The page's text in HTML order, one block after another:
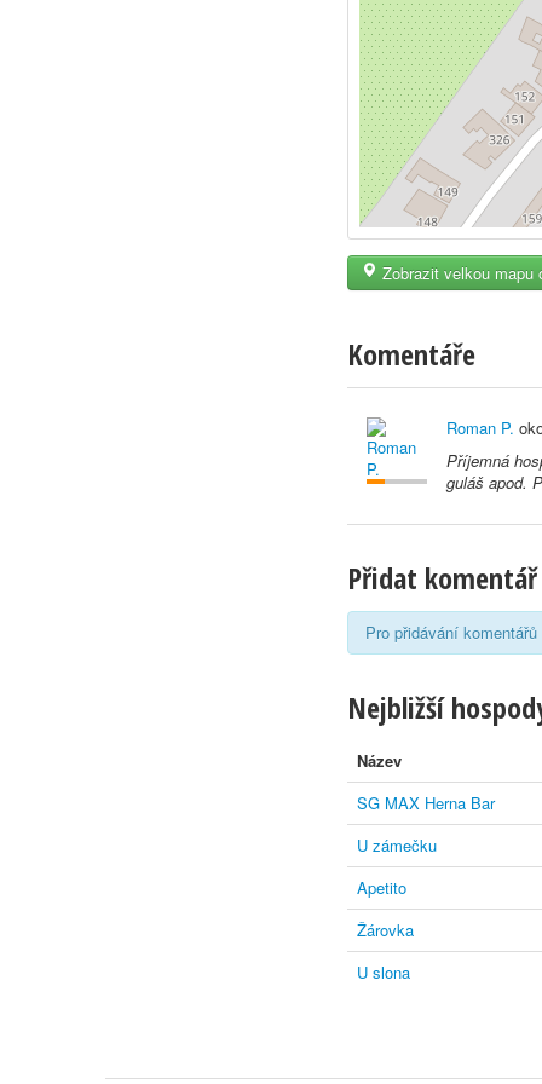
Zobrazit velkou mapu
Komentáře
Roman P.
Příjemná
guláš apod.
Přidat komentář
Pro přidávání
Nejbližší
Název
SG MAX Herna Bar
U zámečku
Apetito
Žárovka
U slona